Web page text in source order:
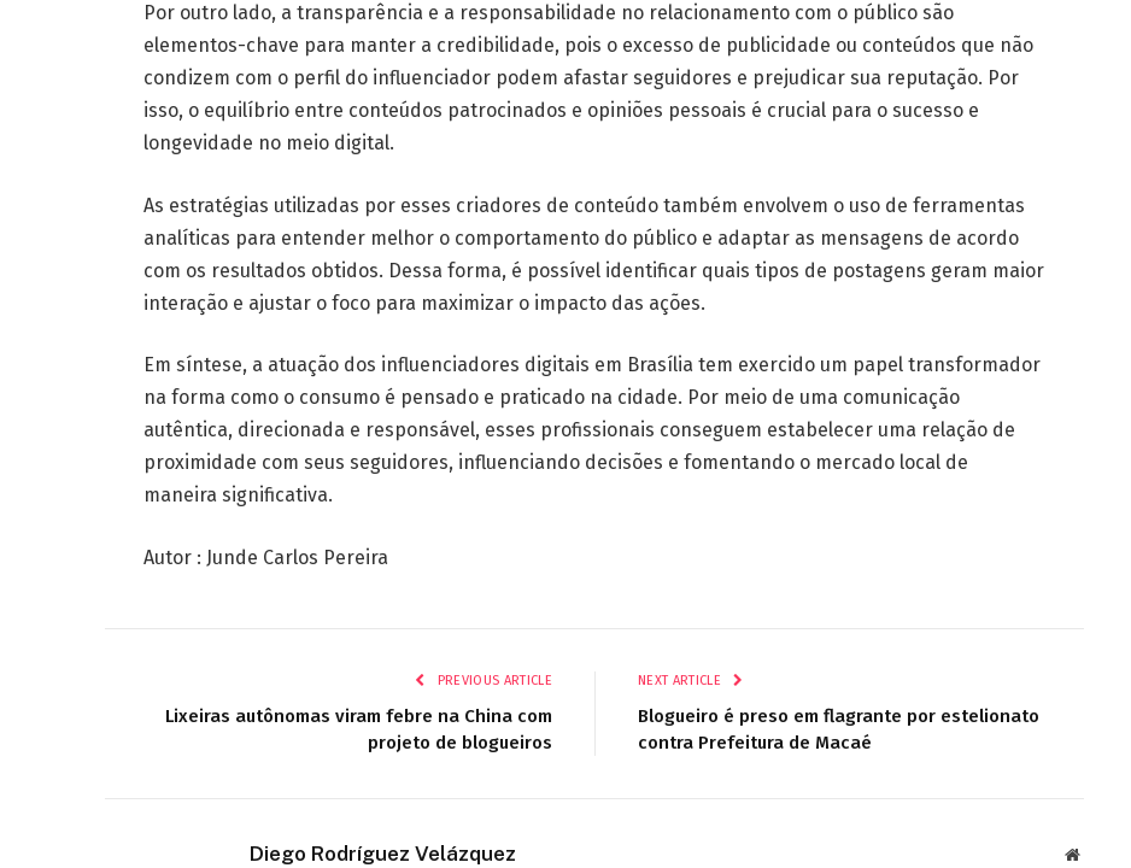
Por outro lado, a transparência e a responsabilidade no relacionamento com o público são
elementos-chave para manter a credibilidade, pois o excesso de publicidade ou conteúdos que não
condizem com o perfil do influenciador podem afastar seguidores e prejudicar sua reputação. Por
isso, o equilíbrio entre conteúdos patrocinados e opiniões pessoais é crucial para o sucesso e
longevidade no meio digital.
As estratégias utilizadas por esses criadores de conteúdo também envolvem o uso de ferramentas
analíticas para entender melhor o comportamento do público e adaptar as mensagens de acordo
com os resultados obtidos. Dessa forma, é possível identificar quais tipos de postagens geram maior
interação e ajustar o foco para maximizar o impacto das ações.
Em síntese, a atuação dos influenciadores digitais em Brasília tem exercido um papel transformador
na forma como o consumo é pensado e praticado na cidade. Por meio de uma comunicação
autêntica, direcionada e responsável, esses profissionais conseguem estabelecer uma relação de
proximidade com seus seguidores, influenciando decisões e fomentando o mercado local de
maneira significativa.
Autor : Junde Carlos Pereira
PREVIOUS ARTICLE
Lixeiras autônomas viram febre na China com
projeto de blogueiros
NEXT ARTICLE
Blogueiro é preso em flagrante por estelionato
contra Prefeitura de Macaé
Diego Rodríguez Velázquez Website